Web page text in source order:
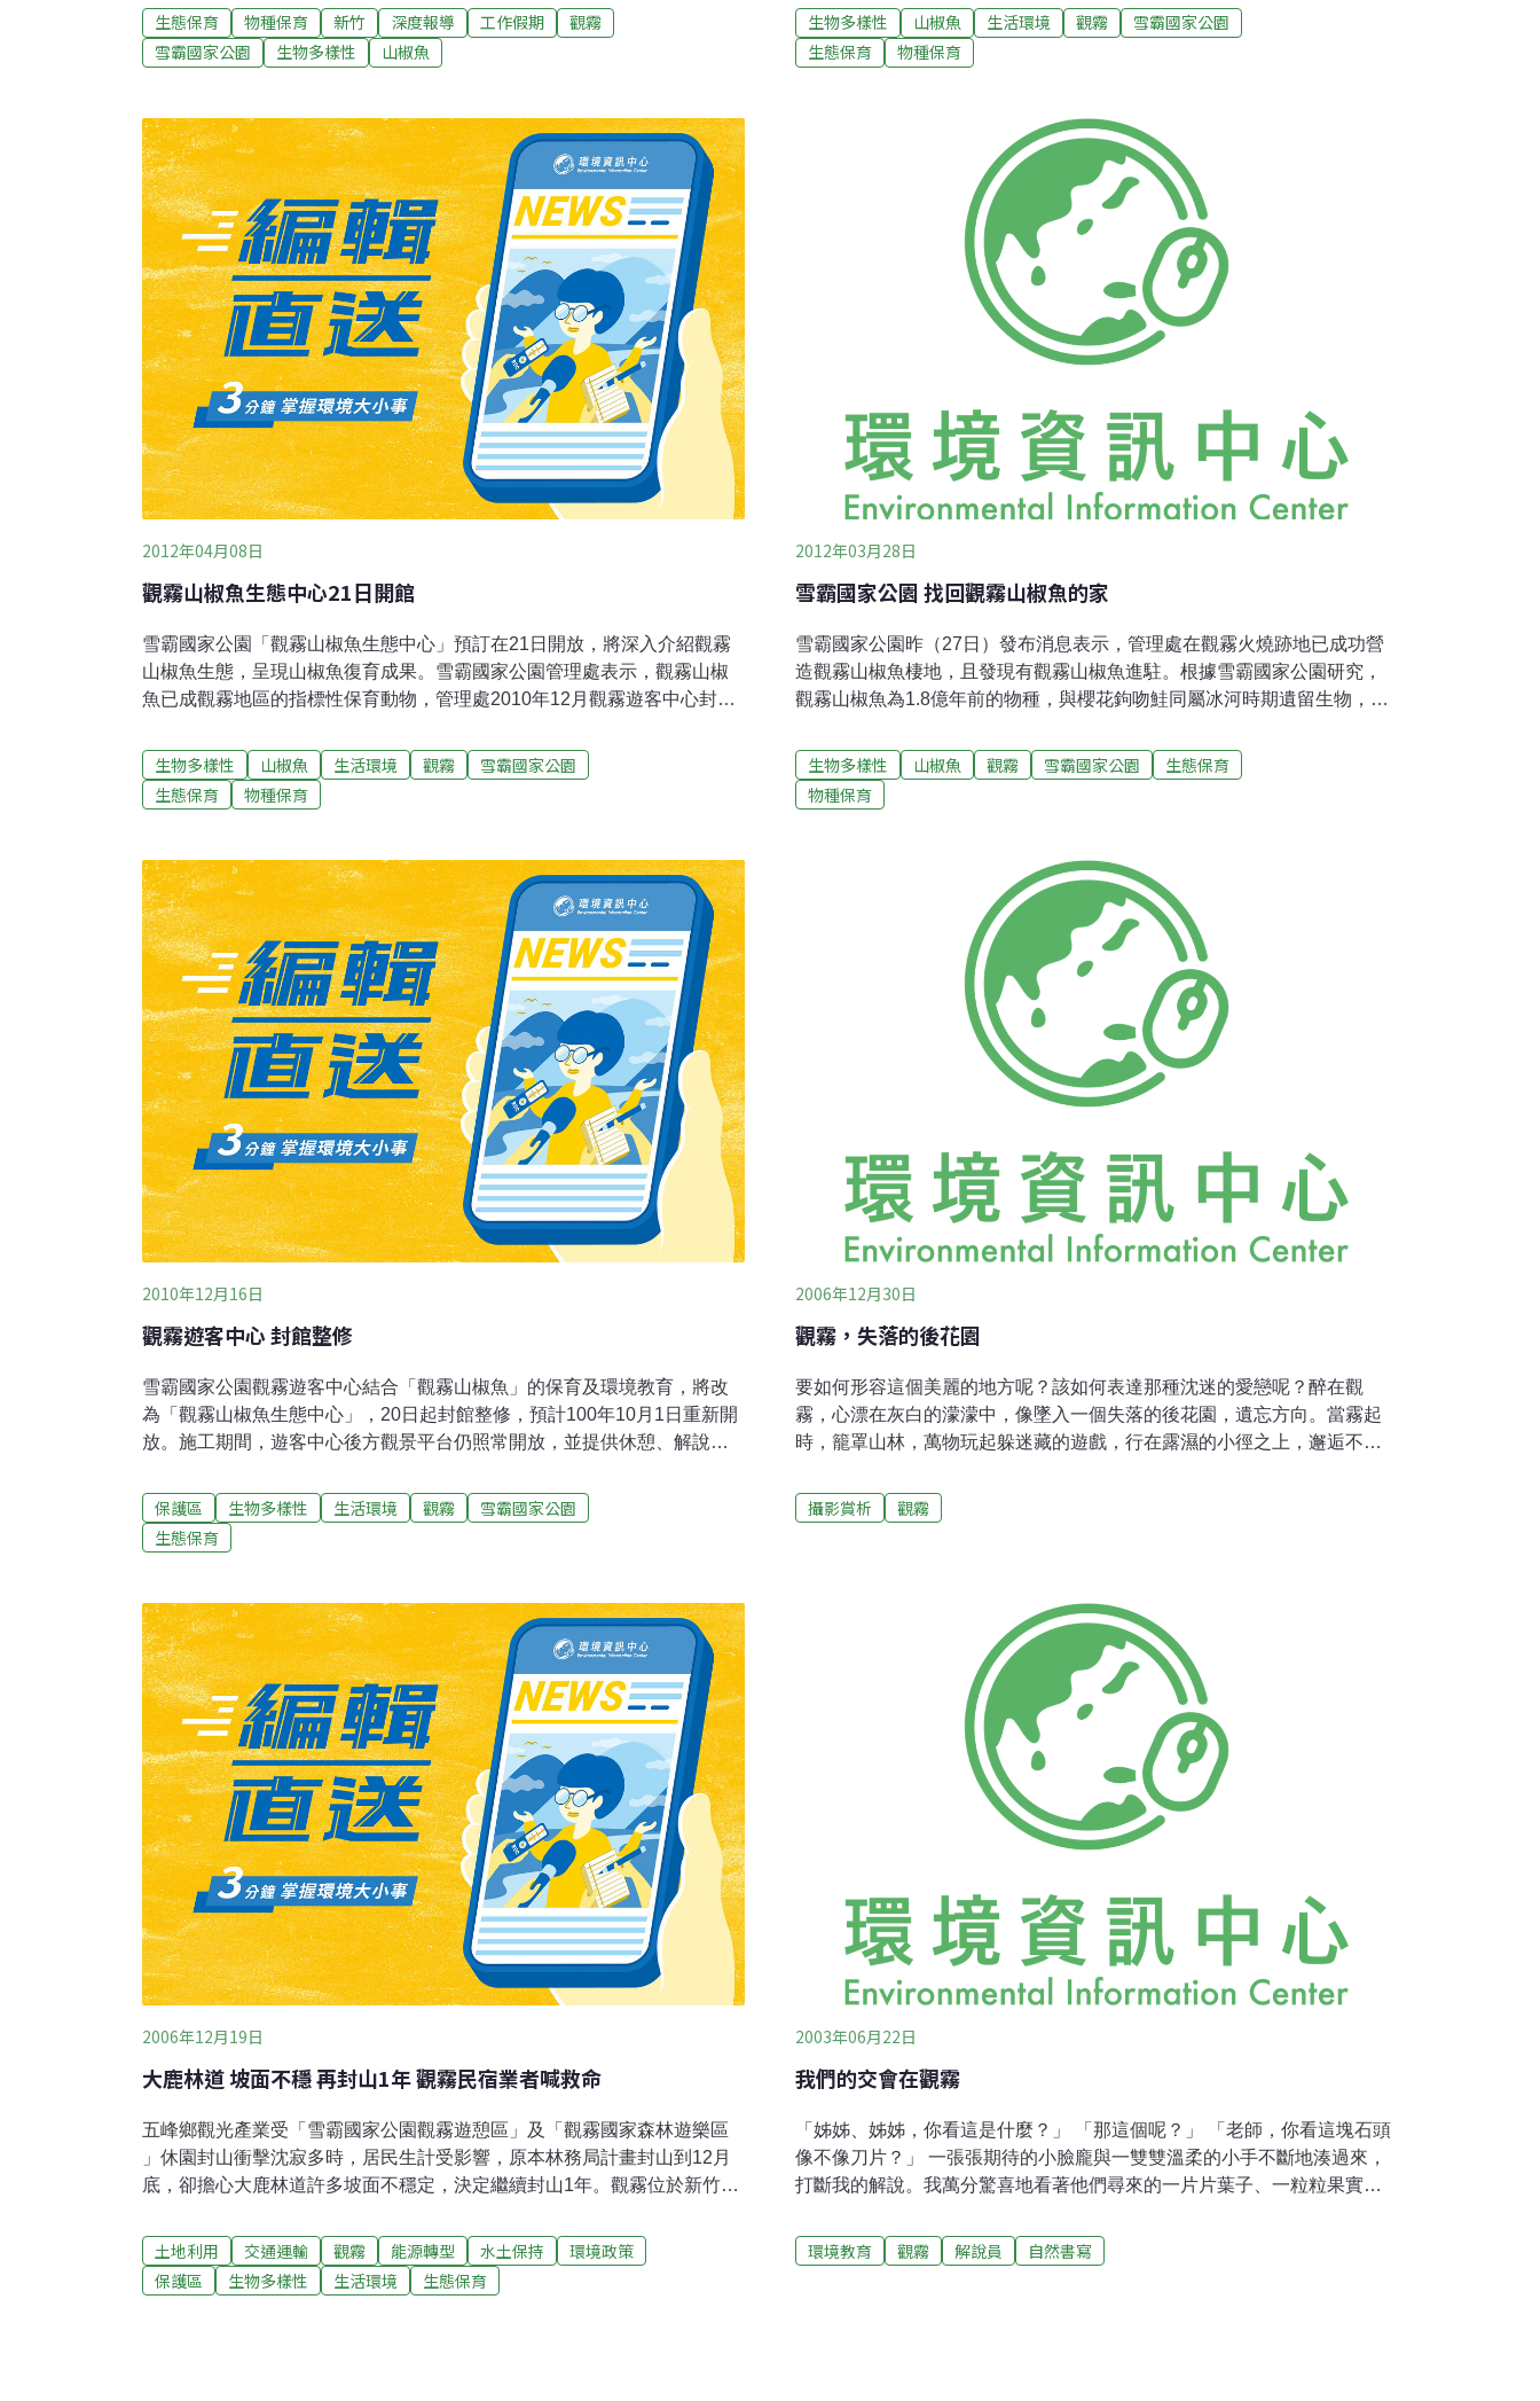
辛苦揮汗，志工們甘之如飴，連呼紓解身心還能兼顧保育！觀霧山椒魚 你
好！台灣5種山椒魚中，觀霧（Hynobius fuca）以及南湖（Hynobius
glacialis）於2008年發表，隨即經農委會公告為瀕臨絕種保育類物種。觀
有插天山、拉拉山、棲蘭山、霞喀羅山與觀霧，觀霧可能是分佈的上限。
2008年發表後，未有進一步生物學、生態學研究資料，中興大學生命科學
系副教授吳聲海研究團隊遂於2012年起，進行觀霧地區的分佈、棲地特
性、食性及共域動物等生態資料整理，建構觀霧山椒魚的
生態保育 物種保育 新竹 深度報導 工作假期
觀霧
雪霸國家公園
生物多樣性 山椒魚
1993年在觀霧地區初次被發現，2007年又採到更多標本，2007年在國際期
刊中正式被發表新種，同年農委會公告為瀕臨絕種保育類野生動物。未來
民眾只要預約，就有機會由志工導覽近距離觀察觀霧山椒魚的生長環境，
源致詞時表示，觀霧山椒魚是雪管處繼櫻花鉤吻鮭的保育與復育後，在生
態保育工作上一項重要成果，生態中心結合生態保育與環境教育，希望帶
動當地生態旅遊，協助原鄉部落發展，也讓台灣珍貴的自然資產永續不
生物多樣性 山椒魚 生活環境 觀霧
雪霸國家公園
生態保育
物種保育
2012年04月08日
觀霧山椒魚生態中心21日開館
雪霸國家公園「觀霧山椒魚生態中心」預訂在21日開放，將深入介紹觀霧
山椒魚生態，呈現山椒魚復育成果。雪霸國家公園管理處表示，觀霧山椒
魚已成觀霧地區的指標性保育動物，管理處2010年12月觀霧遊客中心封館
放，將深入介紹觀霧山椒魚生態。雪霸處處長林青表示，生態中心的建築
設計，是以山椒魚的卵莢形成作為設計概念，藉由生命最初的原形透過建
築設計的手法來詮釋，向遊客娓娓道出觀霧山 椒魚的生活史。並藉此破除
面層次拉開，結合導覽解說路徑的安排形成一個教育的「場 域」。林青指
出，未來該中心內部展示改以觀霧山椒魚為主軸，戶外廣場也融入山椒魚
意象，深入介紹物種特殊性與生態，進一步教育民眾全球氣候變遷和遊客
過度打擾對觀霧山椒魚造成的傷害，希望大家一起協助保育。另外，生態
中心周邊還規畫有
生物多樣性 山椒魚 生活環境 觀霧
雪霸國家公園
生態保育
物種保育
2012年03月28日
雪霸國家公園 找回觀霧山椒魚的家
雪霸國家公園昨（27日）發布消息表示，管理處在觀霧火燒跡地已成功營
造觀霧山椒魚棲地，且發現有觀霧山椒魚進駐。根據雪霸國家公園研究，
觀霧山椒魚為1.8億年前的物種，與櫻花鉤吻鮭同屬冰河時期遺留生物，由
椒魚棲地環境因氣候變遷，颱風、豪雨發生更頻繁而受到嚴重衝擊，再加
上人為活動的干擾而持續消失，雪霸處2008年在觀霧管理站周邊的火燒跡
地，開始規劃運用生態復原方式，進行觀霧山椒魚棲地試驗，將原本一片
式開放讓民眾參觀。雪霸處營造試驗棲地所運用的「復原生態學」，於
2011年通過國際復舊生態協會（Society for Ecological Restoration
International）審查，並已登錄於該協會網站Restoration Project
生物多樣性 山椒魚 觀霧 雪霸國家公園
生態保育
物種保育
2010年12月16日
觀霧遊客中心 封館整修
雪霸國家公園觀霧遊客中心結合「觀霧山椒魚」的保育及環境教育，將改
為「觀霧山椒魚生態中心」，20日起封館整修，預計100年10月1日重新開
放。施工期間，遊客中心後方觀景平台仍照常開放，並提供休憩、解說出
保護區 生物多樣性 生活環境 觀霧
雪霸國家公園
生態保育
2006年12月30日
觀霧，失落的後花園
要如何形容這個美麗的地方呢？該如何表達那種沈迷的愛戀呢？醉在觀
霧，心漂在灰白的濛濛中，像墜入一個失落的後花園，遺忘方向。當霧起
時，籠罩山林，萬物玩起躲迷藏的遊戲，行在露濕的小徑之上，邂逅不知
嫩葉，在未知與期待的時空中，迸然而出。當霧起時，籠罩心海，心思在
灰濛中沈靜下來，失去了五彩繽紛的眼花燎亂，一地碎花也能發出光采，
進安息的土裡，萬物雀躍，精靈高歌，劃破了霧茫，以高昂的姿態，宣告
山林裡的太平盛世，在櫻花海的簇擁下，風撩撥了霧，穿進長廊成了親。
當霧起時，籠罩微光，適宜暗地裡落淚，適宜暗地裡心傷，在身影獨行的
愁緒裡，拖曳行遠的足跡，像人生無限延長的風箏線，拉緊著身影，飄入
霧裡，在微光的盡頭，線斷，日光融散
攝影賞析 觀霧
2006年12月19日
大鹿林道 坡面不穩 再封山1年 觀霧民宿業者喊救命
五峰鄉觀光產業受「雪霸國家公園觀霧遊憩區」及「觀霧國家森林遊樂區
」休園封山衝擊沈寂多時，居民生計受影響，原本林務局計畫封山到12月
底，卻擔心大鹿林道許多坡面不穩定，決定繼續封山1年。觀霧位於新竹五
路，山上終年雲霧縹緲也是台灣觀賞雲霧風景的最佳景點之一。通往觀霧
風景區的大鹿林道沿途有近20家民宿業者，自封山以來遊客卻步，業者們
咬牙苦撐，聽到還要封山1年，都在喊救命，並向縣長鄭永金陳情。 從五峰
土地利用 交通運輸 觀霧 能源轉型 水土保持
環境政策
保護區
生物多樣性 生活環境 生態保育
2003年06月22日
我們的交會在觀霧
「姊姊、姊姊，你看這是什麼？」 「那這個呢？」 「老師，你看這塊石頭
像不像刀片？」 一張張期待的小臉龐與一雙雙溫柔的小手不斷地湊過來，
打斷我的解說。我萬分驚喜地看著他們尋來的一片片葉子、一粒粒果實、
直到我忙得來不及接下一句話。 這群孩子是這樣自由自在地在大自然裡奔
跑及玩耍，去觸摸各種樹葉、花朵、岩石、溪水…，不會被大人制止「弄
環境教育 觀霧 解說員 自然書寫